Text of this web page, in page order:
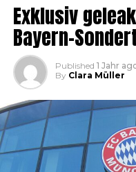
Exklusiv
Bayern-
Published 1 Jahr
By Clara Müller